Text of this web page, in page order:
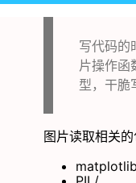
写代码的
片操作函
型，干脆
图片读取相关的
matplotlib